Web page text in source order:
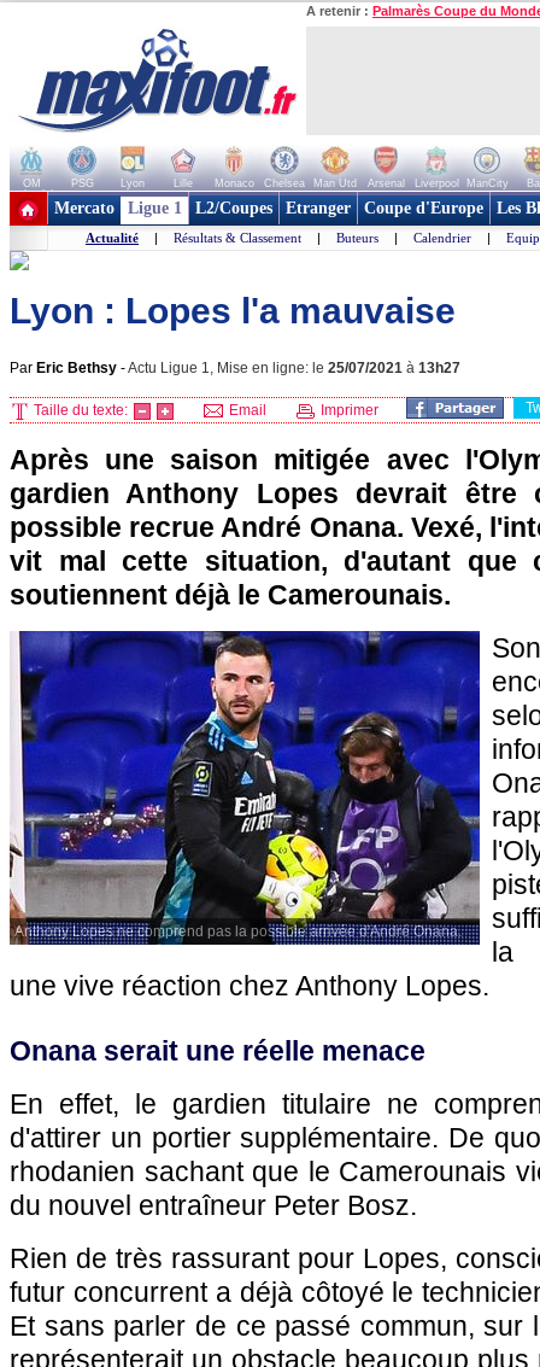
A retenir : Palmarès Coupe du
OM PSG Lyon Lille Monaco Chelsea Man Utd Arsenal Liverpool ManCity
+ de clubs
Mercato Ligue 1 L2/Coupes Etranger Coupe d'Europe Les
Actualité | Résultats & Classement | Buteurs | Calendrier |
Lyon : Lopes l'a mauvaise
Par Eric Bethsy -Actu Ligue 1, Mise en ligne: le 25/07/2021 à 13h27
Taille du texte: Email Imprimer
Après une saison mitigée avec
gardien Anthony Lopes devrait être
possible recrue André Onana. Vexé,
vit mal cette situation, d'autant que
soutiennent déjà le Camerounais.
Anthony Lopes ne comprend pas la possible arrivée d'André Onana.
la
une vive réaction chez Anthony Lopes.
Onana serait une réelle menace
En effet, le gardien titulaire ne
d'attirer un portier supplémentaire. De
rhodanien sachant que le Camerounais
du nouvel entraîneur Peter Bosz.
Rien de très rassurant pour Lopes,
futur concurrent a déjà côtoyé le
Et sans parler de ce passé commun, sur
représenterait un obstacle beaucoup